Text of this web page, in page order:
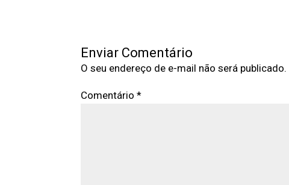
Enviar Comentário
O seu endereço de e-mail não será publicado.
Comentário*